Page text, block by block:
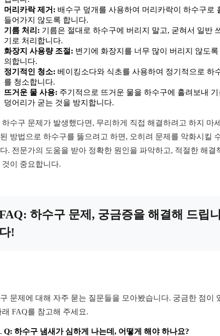
머리카락 제거: 배수구 덮개를 사용하여 머리카락이 하수구로
들어가지 않도록 합니다.
기름 처리: 기름은 절대로 하수구에 버리지 말고, 굳혀서 일반
기로 처리합니다.
화장지 사용량 조절: 변기에 화장지를 너무 많이 버리지 않도록
의합니다.
정기적인 청소: 베이킹소다와 식초를 사용하여 정기적으로 하
를 청소합니다.
뜨거운 물 사용: 주기적으로 뜨거운 물을 하수구에 흘려보내 기
덩어리가 굳는 것을 방지합니다.
하수구 문제가 발생했다면, 무리하게 직접 해결하려고 하지 마
방법으로 하수구를 뚫으려고 하면, 오히려 문제를 악화시킬
. 전문가의 도움을 받아 정확한 원인을 파악하고, 적절한 해결
것이 중요합니다.
하수구 문제, 궁금증을 해결해 드립
!
문제에 대해 자주 묻는 질문들을 모아봤습니다. 궁금한 점이
래 FAQ를 참고해 주세요.
Q: 하수구 냄새가 심하게 나는데, 어떻게 해야 하나요?